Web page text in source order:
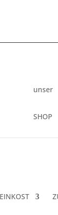
unser
SHOP